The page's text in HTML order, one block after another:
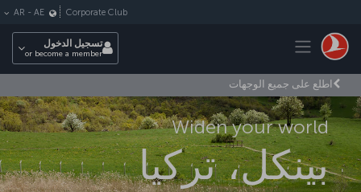
Toggle navigation
Corporate Club
AR - AE
تسجيل الدخول
or become a member
اطلع على جميع الوجهات
Widen your world
بينكل، تركيا